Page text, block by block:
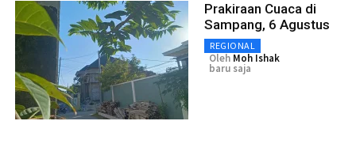
Prakiraan Cuaca di
Sampang, 6 Agustus
REGIONAL
Oleh Moh Ishak
baru saja